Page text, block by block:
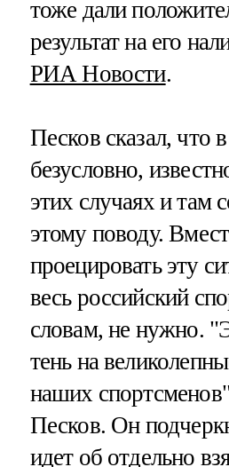
тоже дали
результат на его
РИА Новости.
Песков сказал, что
безусловно,
этих случаях и там
этому поводу.
проецировать эту
весь российский
словам, не нужно.
тень на
наших
Песков. Он
идет об отдельно